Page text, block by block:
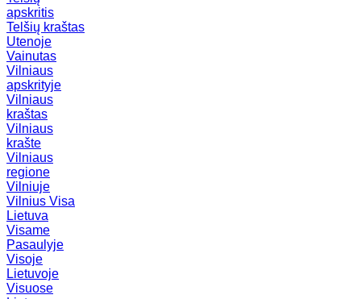
apskritis
Telšių kraštas
Utenoje
Vainutas
Vilniaus
apskrityje
Vilniaus
kraštas
Vilniaus
krašte
Vilniaus
regione
Vilniuje
Vilnius Visa
Lietuva
Visame
Pasaulyje
Visoje
Lietuvoje
Visuose